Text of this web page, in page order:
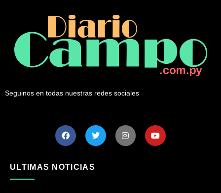
Seguinos en todas nuestras redes sociales
ULTIMAS NOTICIAS